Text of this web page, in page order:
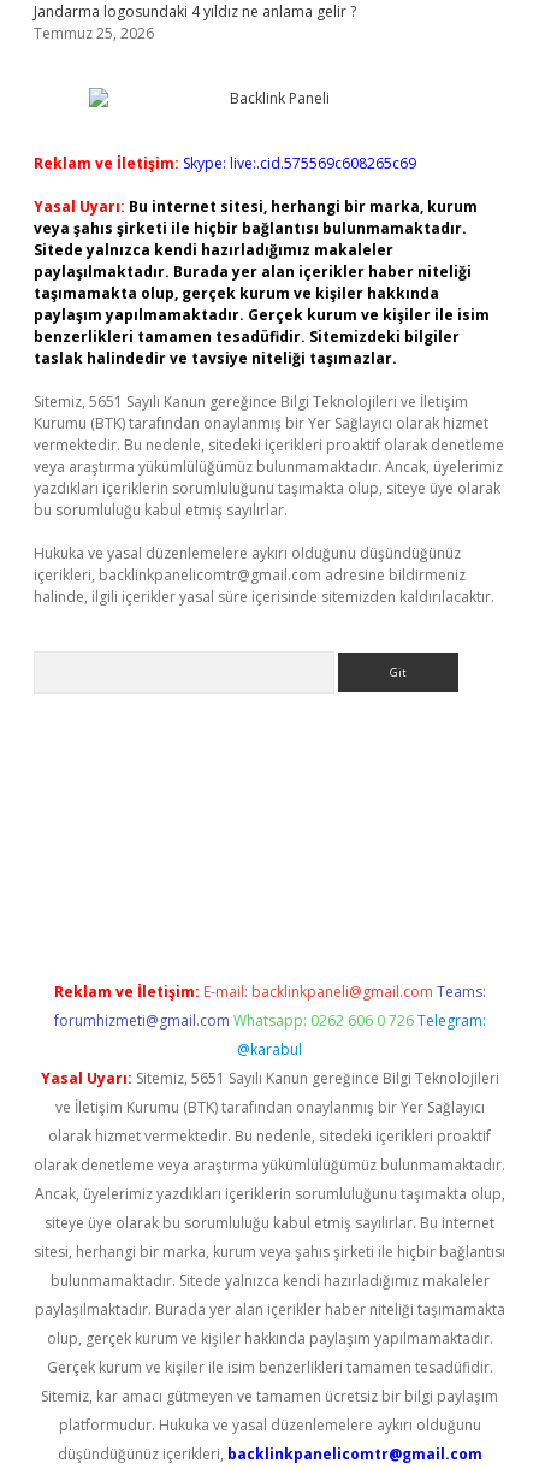
Jandarma logosundaki 4 yıldız ne anlama gelir ?
Temmuz 25, 2026
Reklam ve İletişim: Skype: live:.cid.575569c608265c69
Yasal Uyarı: Bu internet sitesi, herhangi bir marka, kurum
veya şahıs şirketi ile hiçbir bağlantısı bulunmamaktadır.
Sitede yalnızca kendi hazırladığımız makaleler
paylaşılmaktadır. Burada yer alan içerikler haber niteliği
taşımamakta olup, gerçek kurum ve kişiler hakkında
paylaşım yapılmamaktadır. Gerçek kurum ve kişiler ile isim
benzerlikleri tamamen tesadüfidir. Sitemizdeki bilgiler
taslak halindedir ve tavsiye niteliği taşımazlar.
Sitemiz, 5651 Sayılı Kanun gereğince Bilgi Teknolojileri ve İletişim
Kurumu (BTK) tarafından onaylanmış bir Yer Sağlayıcı olarak hizmet
vermektedir. Bu nedenle, sitedeki içerikleri proaktif olarak denetleme
veya araştırma yükümlülüğümüz bulunmamaktadır. Ancak, üyelerimiz
yazdıkları içeriklerin sorumluluğunu taşımakta olup, siteye üye olarak
bu sorumluluğu kabul etmiş sayılırlar.
Hukuka ve yasal düzenlemelere aykırı olduğunu düşündüğünüz
içerikleri, backlinkpanelicomtr@gmail.com adresine bildirmeniz
halinde, ilgili içerikler yasal süre içerisinde sitemizden kaldırılacaktır.
Reklam ve İletişim: E-mail: backlinkpaneli@gmail.com Teams:
forumhizmeti@gmail.com Whatsapp: 0262 606 0 726 Telegram:
@karabul
Yasal Uyarı: Sitemiz, 5651 Sayılı Kanun gereğince Bilgi Teknolojileri
ve İletişim Kurumu (BTK) tarafından onaylanmış bir Yer Sağlayıcı
olarak hizmet vermektedir. Bu nedenle, sitedeki içerikleri proaktif
olarak denetleme veya araştırma yükümlülüğümüz bulunmamaktadır.
Ancak, üyelerimiz yazdıkları içeriklerin sorumluluğunu taşımakta olup,
siteye üye olarak bu sorumluluğu kabul etmiş sayılırlar. Bu internet
sitesi, herhangi bir marka, kurum veya şahıs şirketi ile hiçbir bağlantısı
bulunmamaktadır. Sitede yalnızca kendi hazırladığımız makaleler
paylaşılmaktadır. Burada yer alan içerikler haber niteliği taşımamakta
olup, gerçek kurum ve kişiler hakkında paylaşım yapılmamaktadır.
Gerçek kurum ve kişiler ile isim benzerlikleri tamamen tesadüfidir.
Sitemiz, kar amacı gütmeyen ve tamamen ücretsiz bir bilgi paylaşım
platformudur. Hukuka ve yasal düzenlemelere aykırı olduğunu
düşündüğünüz içerikleri, backlinkpanelicomtr@gmail.com